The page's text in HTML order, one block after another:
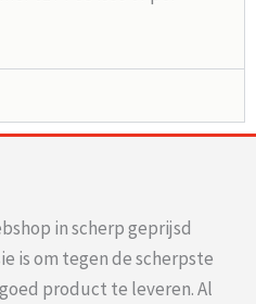
in scherp geprijsd
is om tegen de scherpste
product te leveren. Al